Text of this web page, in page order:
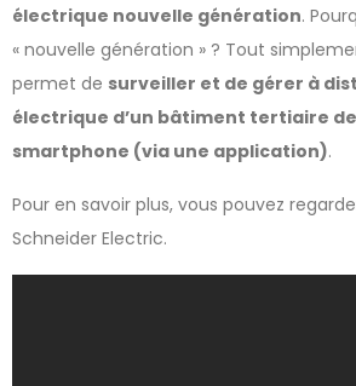
électrique nouvelle génération.
« nouvelle génération » ? Tout
permet de surveiller et de gérer à
électrique d’un bâtiment tertiaire
smartphone (via une application).
Pour en savoir plus, vous pouvez
Schneider Electric.